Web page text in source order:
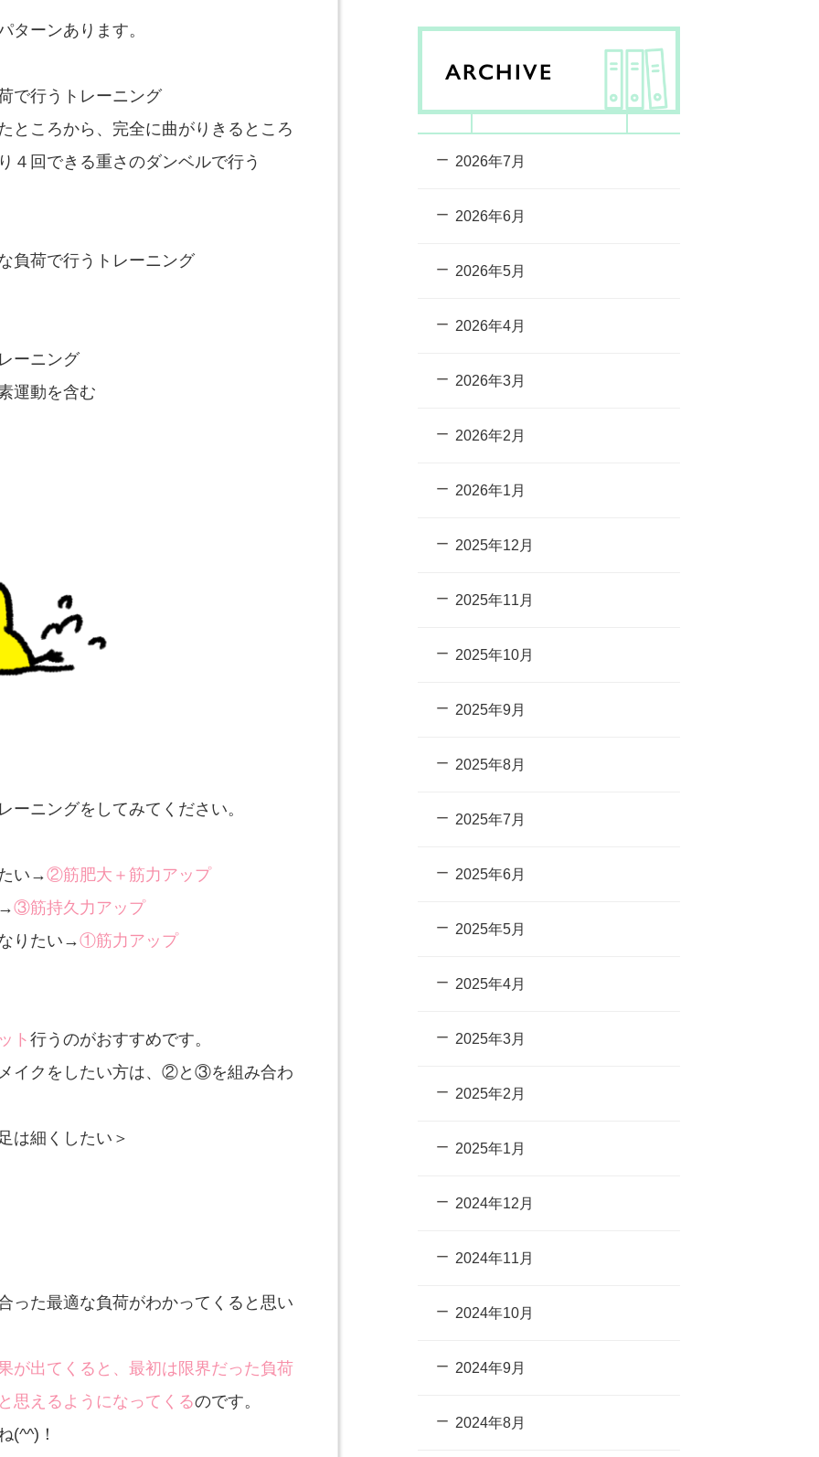
ターンあります。
で行うトレーニング
ところから、完全に曲がりきるところ
４回できる重さのダンベルで行う
負荷で行うトレーニング
ーニング
運動を含む
ニングをしてみてください。
い→②筋肥大＋筋力アップ
③筋持久力アップ
りたい→①筋力アップ
ト 行うのがおすすめです。
イクをしたい方は、②と③を組み合わ
は細くしたい＞
った最適な負荷がわかってくると思い
が出てくると、最初は限界だった負荷
思えるようになってくるのです。
(^^)！
ARCHIVE
2026年7月
2026年6月
2026年5月
2026年4月
2026年3月
2026年2月
2026年1月
2025年12月
2025年11月
2025年10月
2025年9月
2025年8月
2025年7月
2025年6月
2025年5月
2025年4月
2025年3月
2025年2月
2025年1月
2024年12月
2024年11月
2024年10月
2024年9月
2024年8月